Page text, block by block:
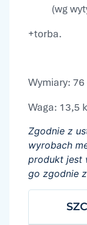
(wg
+torba.
Wymiary: 76
Waga: 13,5
Zgodnie z
wyrobach
produkt jest
go zgodnie